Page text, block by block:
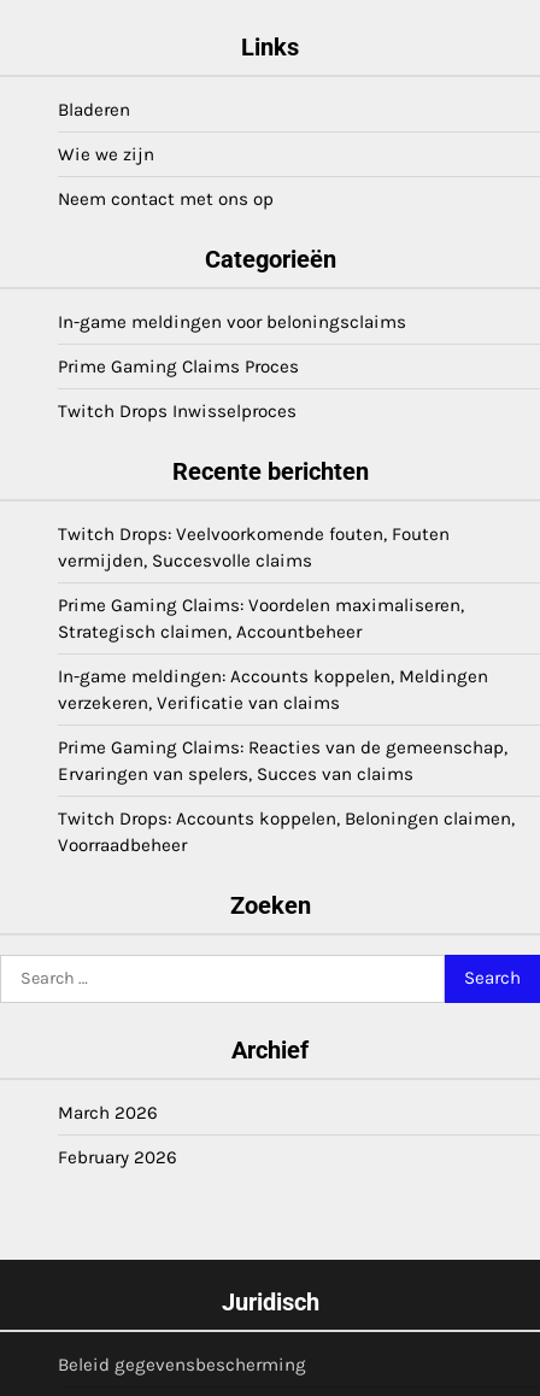
Links
Bladeren
Wie we zijn
Neem contact met ons op
Categorieën
In-game meldingen voor beloningsclaims
Prime Gaming Claims Proces
Twitch Drops Inwisselproces
Recente berichten
Twitch Drops: Veelvoorkomende fouten, Fouten
vermijden, Succesvolle claims
Prime Gaming Claims: Voordelen maximaliseren,
Strategisch claimen, Accountbeheer
In-game meldingen: Accounts koppelen, Meldingen
verzekeren, Verificatie van claims
Prime Gaming Claims: Reacties van de gemeenschap,
Ervaringen van spelers, Succes van claims
Twitch Drops: Accounts koppelen, Beloningen claimen,
Voorraadbeheer
Zoeken
Search
for:
Archief
March 2026
February 2026
Juridisch
Beleid gegevensbescherming